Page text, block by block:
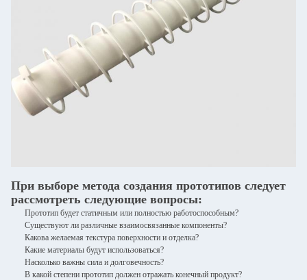
При выборе метода создания прототипов следует
рассмотреть следующие вопросы:
Прототип будет статичным или полностью работоспособным?
Существуют ли различные взаимосвязанные компоненты?
Какова желаемая текстура поверхности и отделка?
Какие материалы будут использоваться?
Насколько важны сила и долговечность?
В какой степени прототип должен отражать конечный продукт?